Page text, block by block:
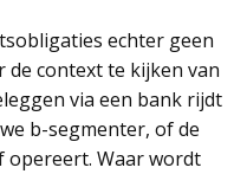
echter geen
de context te kijken van
via een bank rijdt
b-segmenter, of de
opereert. Waar wordt